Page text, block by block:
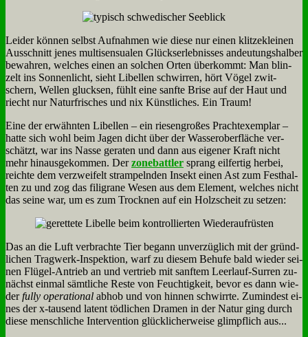
Lei­der kön­nen selbst Auf­nah­men wie die­se nur ei­nen klit­ze­klei­nen
Aus­schnitt je­nes mul­ti­sen­sua­len Glücks­er­leb­nis­ses an­deu­tungs­hal­ber
be­wah­ren, wel­ches ei­nen an sol­chen Or­ten über­kommt: Man blin­
zelt ins Son­nen­licht, sieht Li­bel­len schwir­ren, hört Vö­gel zwit­
schern, Wel­len gluck­sen, fühlt ei­ne sanf­te Bri­se auf der Haut und
riecht nur Na­tur­fri­sches und nix Künst­li­ches. Ein Traum!
Ei­ne der er­wähn­ten Li­bel­len – ein rie­sen­gro­ßes Pracht­ex­em­plar –
hat­te sich wohl beim Ja­gen dicht über der Was­ser­ober­flä­che ver­
schätzt, war ins Nas­se ge­ra­ten und dann aus ei­ge­ner Kraft nicht
mehr hin­aus­ge­kom­men. Derzone­batt­ler sprang eil­fer­tig her­bei,
reich­te dem ver­zwei­felt stram­peln­den In­sekt ei­nen Ast zum Fest­hal­
ten zu und zog das fi­li­gra­ne We­sen aus dem Ele­ment, wel­ches nicht
das sei­ne war, um es zum Trock­nen auf ein Holz­scheit zu set­zen:
Das an die Luft ver­brach­te Tier be­gann un­ver­züg­lich mit der gründ­
li­chen Trag­werk-In­spek­ti­on, warf zu die­sem Be­hu­fe bald wie­der sei­
nen Flü­gel-An­trieb an und ver­trieb mit sanf­tem Leer­lauf-Sur­ren zu­
nächst ein­mal sämt­li­che Re­ste von Feuch­tig­keit, be­vor es dann wie­
derful­ly ope­ra­tio­nal ab­hob und von hin­nen schwirr­te. Zu­min­dest ei­
nes der x‑tausend la­tent töd­li­chen Dra­men in der Na­tur ging durch
die­se mensch­li­che In­ter­ven­ti­on glück­li­cher­wei­se glimpf­lich aus...